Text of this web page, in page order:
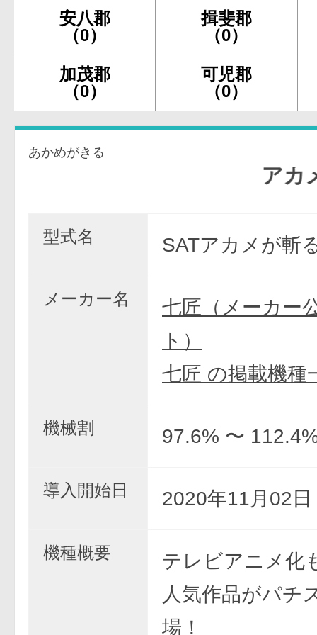
安八郡
（0）
揖斐郡
（0）
加茂郡
（0）
可児郡
（0）
あかめがきる
アカメが
型式名 SATアカメが斬
メーカー名
七匠（メーカー
ト）
七匠 の掲載機種
機械割 97.6% 〜
導入開始日 2020年11月02日
機種概要
テレビアニメ化
人気作品がパチ
場！